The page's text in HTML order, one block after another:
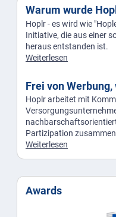
Warum wurde
Hoplr - es wird wie
Initiative, die aus einer
heraus entstanden ist.
Weiterlesen
Frei von
Hoplr arbeitet mit
Partizipation
Weiterlesen
Awards